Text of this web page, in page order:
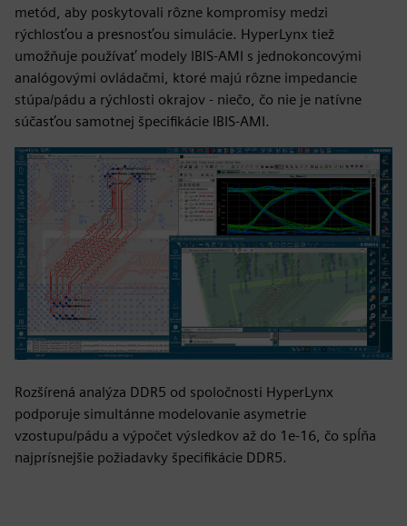
metód, aby poskytovali rôzne kompromisy medzi
rýchlosťou a presnosťou simulácie. HyperLynx tiež
umožňuje používať modely IBIS-AMI s jednokoncovými
analógovými ovládačmi, ktoré majú rôzne impedancie
stúpa/pádu a rýchlosti okrajov - niečo, čo nie je natívne
súčasťou samotnej špecifikácie IBIS-AMI.
Rozšírená analýza DDR5 od spoločnosti HyperLynx
podporuje simultánne modelovanie asymetrie
vzostupu/pádu a výpočet výsledkov až do 1e-16, čo spĺňa
najprísnejšie požiadavky špecifikácie DDR5.